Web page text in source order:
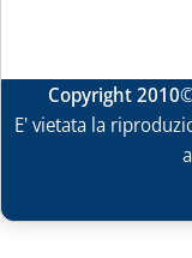
Copyright 2010
E' vietata la